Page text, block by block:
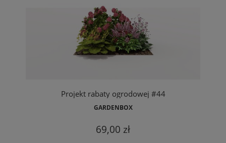
Projekt rabaty ogrodowej #44
GARDENBOX
69,00 zł